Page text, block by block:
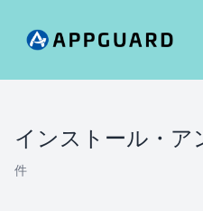
インストール・ア
件